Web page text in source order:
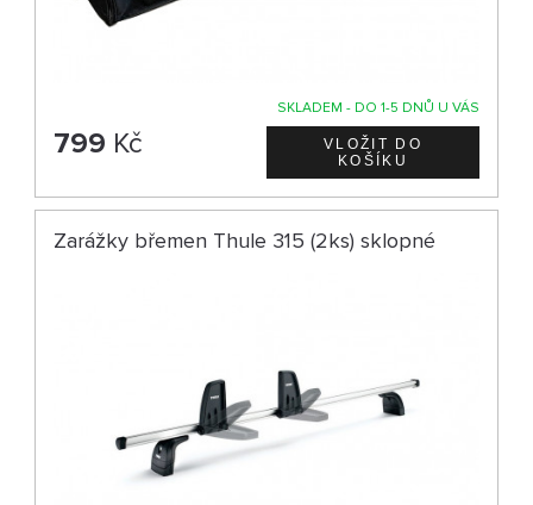
SKLADEM - DO 1-5 DNŮ U VÁS
799 Kč
Zarážky břemen Thule 315 (2ks) sklopné